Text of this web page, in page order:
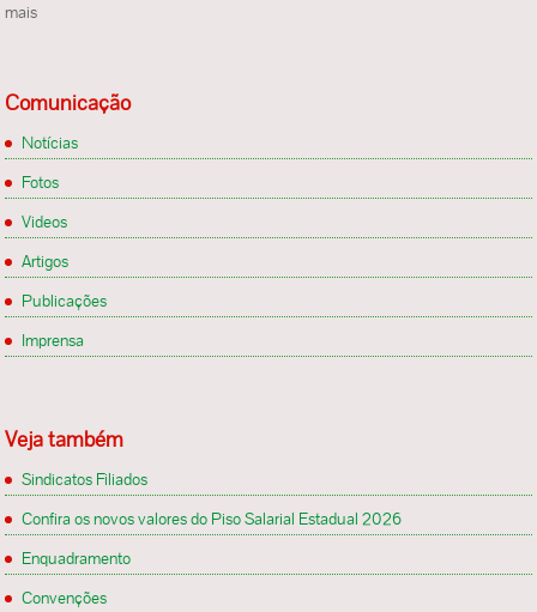
mais
Comunicação
Notícias
Fotos
Videos
Artigos
Publicações
Imprensa
Veja também
Sindicatos Filiados
Confira os novos valores do Piso Salarial Estadual 2026
Enquadramento
Convenções